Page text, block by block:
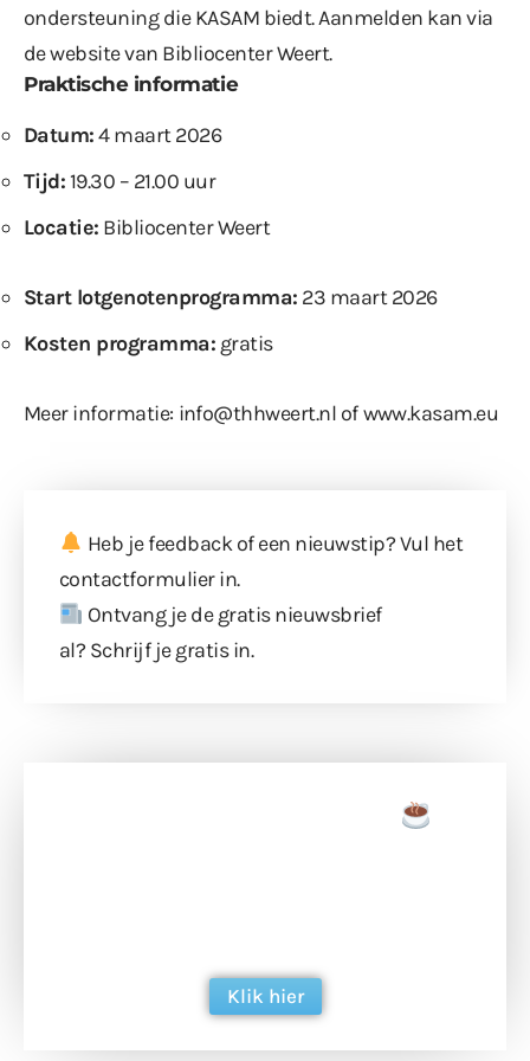
ondersteuning die KASAM biedt. Aanmelden kan via
de website van Bibliocenter Weert.
Praktische informatie
Datum:4 maart 2026
Tijd:19.30 – 21.00 uur
Locatie: Bibliocenter Weert
Start lotgenotenprogramma: 23 maart 2026
Kosten programma: gratis
Meer informatie: info@thhweert.nl ofwww.kasam.eu
Heb je feedback of een nieuwstip? Vul het
contactformulierin.
Ontvang je de gratis nieuwsbrief
al? Schrijf je gratis in.
Klik hier